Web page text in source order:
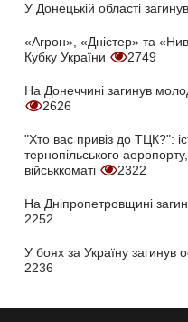
У Донецькій області
«Агрон», «Дністер» та
Кубку України
2749
На Донеччині загинув
2626
"Хто вас привіз до ТЦК?":
тернопільського
військкоматі
2322
На Дніпропетровщині
2252
У боях за Україну загинув
2236